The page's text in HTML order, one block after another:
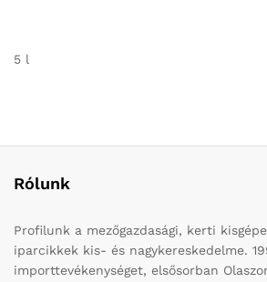
5 l
Rólunk
Profilunk a mezőgazdasági, kerti
iparcikkek kis- és nagykereskedelme.
importtevékenységet, elsősorban